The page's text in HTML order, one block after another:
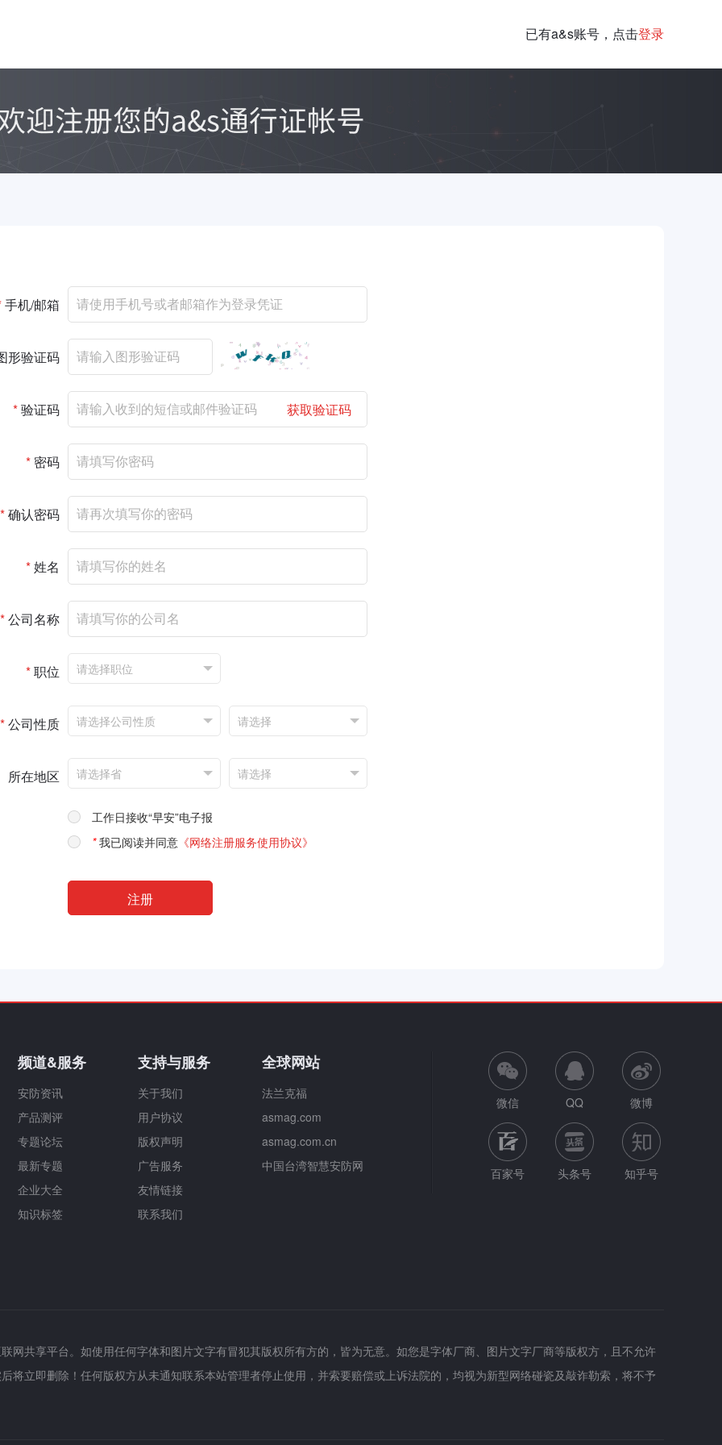
已有a&s账号，点击登录
手机/邮箱
形验证码
*验证码 获取验证码
* 密码
*确认密码
*姓名
*公司名称
*职位
*公司性质
所在地区
工作日接收“早安”电子报
*我已阅读并同意 《网络注册服务使用协议》
频道&服务
安防资讯
产品测评
专题论坛
最新专题
企业大全
知识标签
支持与服务
关于我们
用户协议
版权声明
广告服务
友情链接
联系我们
全球网站
法兰克福
asmag.com
asmag.com.cn
中国台湾智慧安防网
微信 QQ 微博
百家号 头条号 知乎号
网共享平台。如使用任何字体和图片文字有冒犯其版权所有方的，皆为无意。如您是字体厂商、图片文字厂商等版权方，且不允许
将立即删除！任何版权方从未通知联系本站管理者停止使用，并索要赔偿或上诉法院的，均视为新型网络碰瓷及敲诈勒索，将不予